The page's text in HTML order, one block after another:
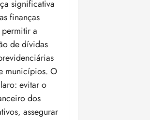
significativa
finanças
a
de dívidas
municípios. O
evitar o
dos
assegurar